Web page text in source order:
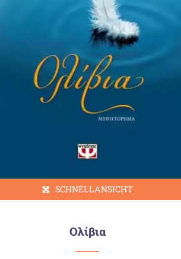
SCHNELLANSICHT
Ολίβια